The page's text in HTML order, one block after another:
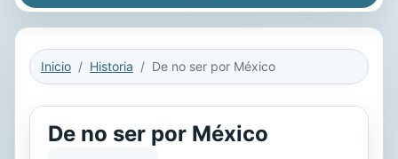
Inicio Historia De no ser por México
De no ser por México